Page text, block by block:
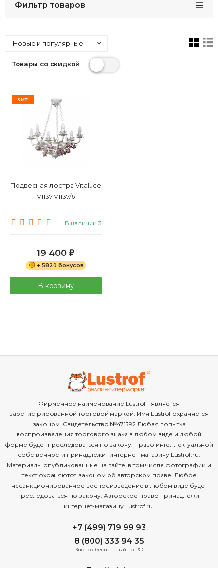
Фильтр товаров
Новые и популярные
Товары со скидкой
Хит!
Подвесная люстра Vitaluce
V1137 V1137/6
В наличии 3
19 400 ₽
+ 5820 бонусов
В корзину
Фирменное наименование Lustrof - является
зарегистрированной торговой маркой. Имя Lustrof охраняется
законом. Свидетельство №471392 Любая попытка
воспроизведения торгового знака в любом виде и любой
форме будет преследоваться по закону. Право интеллектуальной
собственности принадлежит интернет-магазину Lustrof.ru.
Материалы опубликованные на сайте, в том числе фотографии и
текст охраняются законом об авторском праве. Любое
несанкционированное воспроизведение в любом виде будет
преследоваться по закону. Авторское право принадлежит
интернет-магазину Lustrof.ru.
+7 (499) 719 99 93
8 (800) 333 94 35
Звонок бесплатный по РФ